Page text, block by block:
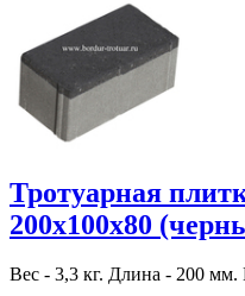
Тротуарная
200х100х80
Вес - 3,3 кг. Длина - 200